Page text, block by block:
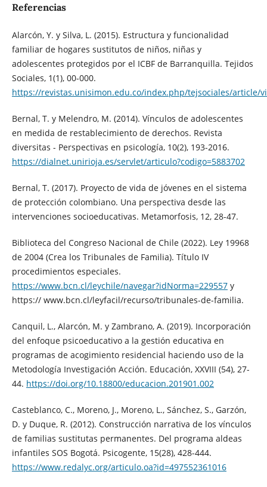
Referencias
Alarcón, Y. y Silva, L. (2015). Estructura y funcionalidad
familiar de hogares sustitutos de niños, niñas y
adolescentes protegidos por el ICBF de Barranquilla. Tejidos
Sociales, 1(1), 00-000.
https://revistas.unisimon.edu.co/index.php/tejsociales/article/
Bernal, T. y Melendro, M. (2014). Vínculos de adolescentes
en medida de restablecimiento de derechos. Revista
diversitas - Perspectivas en psicología, 10(2), 193-2016.
https://dialnet.unirioja.es/servlet/articulo?codigo=5883702
Bernal, T. (2017). Proyecto de vida de jóvenes en el sistema
de protección colombiano. Una perspectiva desde las
intervenciones socioeducativas. Metamorfosis, 12, 28-47.
Biblioteca del Congreso Nacional de Chile (2022). Ley 19968
de 2004 (Crea los Tribunales de Familia). Título IV
procedimientos especiales.
https://www.bcn.cl/leychile/navegar?idNorma=229557y
https:// www.bcn.cl/leyfacil/recurso/tribunales-de-familia.
Canquil, L., Alarcón, M. y Zambrano, A. (2019). Incorporación
del enfoque psicoeducativo a la gestión educativa en
programas de acogimiento residencial haciendo uso de la
Metodología Investigación Acción. Educación, XXVIII (54), 27-
44. https://doi.org/10.18800/educacion.201901.002
Casteblanco, C., Moreno, J., Moreno, L., Sánchez, S., Garzón,
D. y Duque, R. (2012). Construcción narrativa de los vínculos
de familias sustitutas permanentes. Del programa aldeas
infantiles SOS Bogotá. Psicogente, 15(28), 428-444.
https://www.redalyc.org/articulo.oa?id=497552361016